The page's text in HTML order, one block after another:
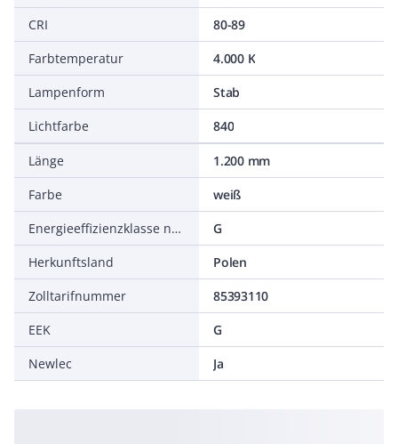
CRI
80-89
Farbtemperatur
4.000 K
Lampenform
Stab
Lichtfarbe
840
Länge
1.200 mm
Farbe
weiß
Energieeffizienzklasse nach EU-Richtlinie 2019/2015
G
Herkunftsland
Polen
Zolltarifnummer
85393110
EEK
G
Newlec
Ja